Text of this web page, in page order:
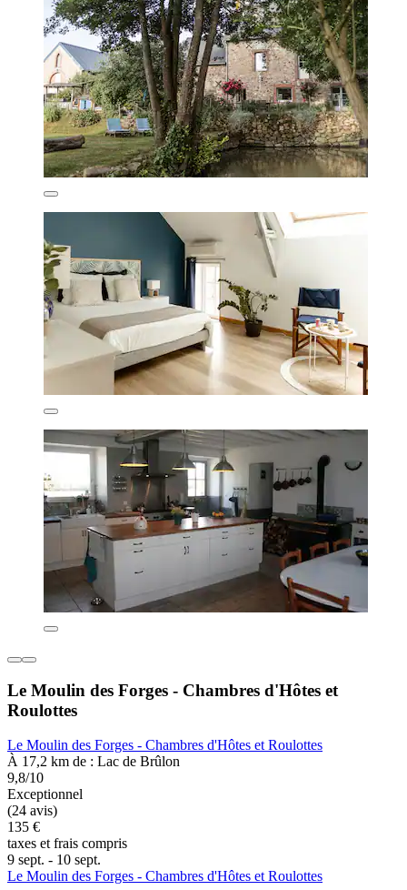
Le Moulin des Forges - Chambres d'Hôtes et
Roulottes
Le Moulin des Forges - Chambres d'Hôtes et Roulottes
À 17,2 km de : Lac de Brûlon
9,8/10
Exceptionnel
(24 avis)
135 €
taxes et frais compris
9 sept. - 10 sept.
Le Moulin des Forges - Chambres d'Hôtes et Roulottes